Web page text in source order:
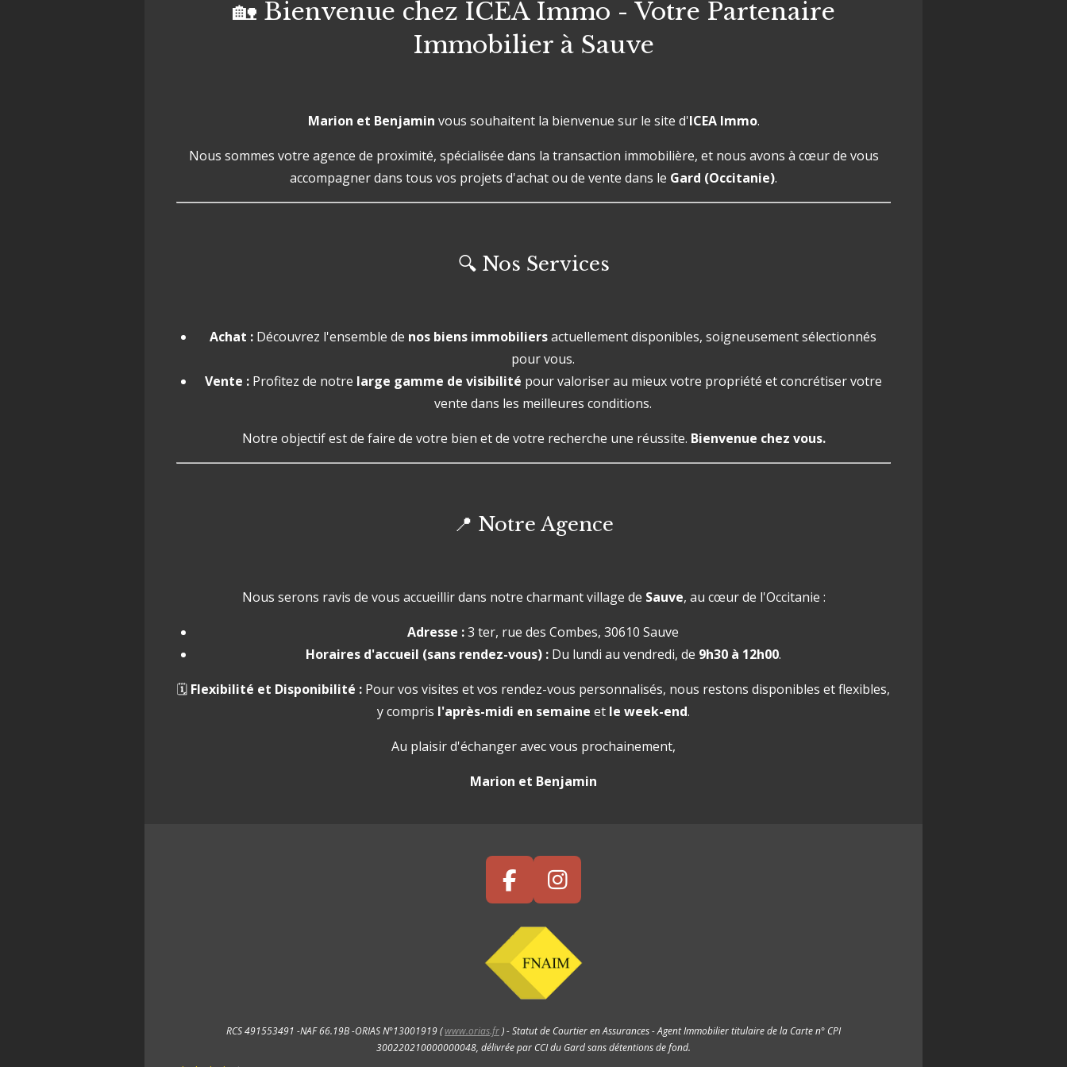
🏡 Bienvenue chez ICEA Immo - Votre Partenaire
Immobilier à Sauve
Marion et Benjamin vous souhaitent la bienvenue sur le site d'ICEA Immo.
Nous sommes votre agence de proximité, spécialisée dans la transaction immobilière, et nous avons à cœur de vous
accompagner dans tous vos projets d'achat ou de vente dans le Gard (Occitanie).
🔍 Nos Services
Achat : Découvrez l'ensemble de nos biens immobiliersactuellement disponibles, soigneusement sélectionnés
pour vous.
Vente :Profitez de notre large gamme de visibilité pour valoriser au mieux votre propriété et concrétiser votre
vente dans les meilleures conditions.
Notre objectif est de faire de votre bien et de votre recherche une réussite. Bienvenue chez vous.
📍 Notre Agence
Nous serons ravis de vous accueillir dans notre charmant village de Sauve, au cœur de l'Occitanie :
Adresse :3 ter, rue des Combes, 30610 Sauve
Horaires d'accueil (sans rendez-vous) :Du lundi au vendredi, de 9h30 à 12h00.
🗓️ Flexibilité et Disponibilité : Pour vos visites et vos rendez-vous personnalisés, nous restons disponibles et flexibles,
y compris l'après-midi en semaine et le week-end.
Au plaisir d'échanger avec vous prochainement,
Marion et Benjamin
F
a
c
e
b
o
o
k
I
n
s
t
a
r
a
RCS 491553491 -NAF 66.19B -ORIAS N°13001919 (www.orias.fr) - Statut de Courtier en Assurances - Agent Immobilier titulaire de la Carte n° CPI
300220210000000048, délivrée par CCI du Gard sans détentions de fond.